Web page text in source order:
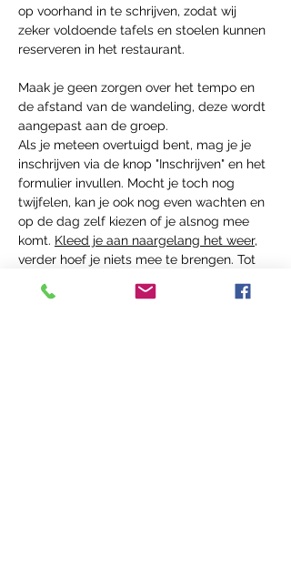
op voorhand in te schrijven, zodat wij
zeker voldoende tafels en stoelen kunnen
reserveren in het restaurant.
Maak je geen zorgen over het tempo en
de afstand van de wandeling, deze wordt
aangepast aan de groep.
Als je meteen overtuigd bent, mag je je
inschrijven via de knop "Inschrijven" en het
formulier invullen. Mocht je toch nog
twijfelen, kan je ook nog even wachten en
op de dag zelf kiezen of je alsnog mee
komt. Kleed je aan naargelang het weer,
verder hoef je niets mee te brengen. Tot